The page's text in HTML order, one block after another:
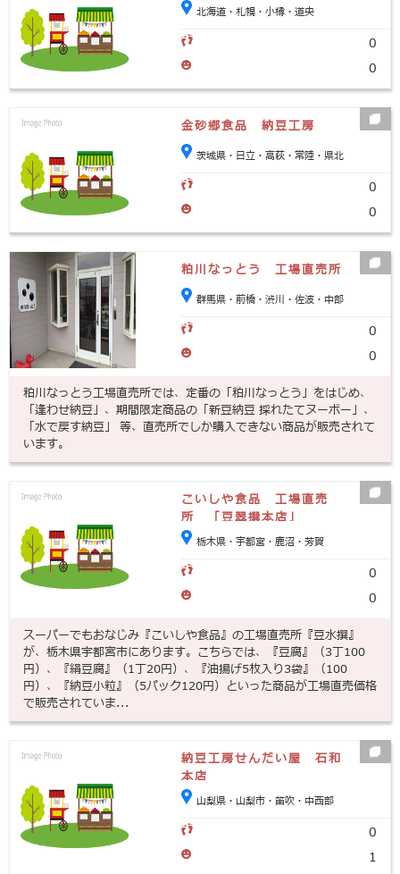
北海道・札幌・小樽・道央
0
0
金砂郷食品 納豆工房
茨城県・日立・高萩・常陸・県北
0
0
粕川なっとう 工場直売所
群馬県・前橋・渋川・佐波・中部
0
0
粕川なっとう工場直売所では、定番の「粕川なっとう」をはじめ、
「逢わせ納豆」、期間限定商品の「新豆納豆 採れたてヌーボー」、
「水で戻す納豆」 等、直売所でしか購入できない商品が販売されて
います。
こいしや食品 工場直売
所 「豆翠撰本店」
栃木県・宇都宮・鹿沼・芳賀
0
0
スーパーでもおなじみ『こいしや食品』の工場直売所『豆水撰』
が、栃木県宇都宮市にあります。こちらでは、『豆腐』（3丁100
円）、『絹豆腐』（1丁20円）、『油揚げ5枚入り3袋』（100
円）、『納豆小粒』（5パック120円）といった商品が工場直売価格
で販売されていま...
納豆工房せんだい屋 石和
本店
山梨県・山梨市・笛吹・中西部
0
1